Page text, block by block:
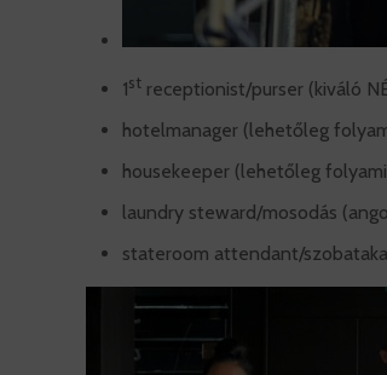
1st receptionist/purser (kiváló
hotelmanager (lehetőleg
housekeeper (lehetőleg
laundry steward/mosodás
stateroom attendant/